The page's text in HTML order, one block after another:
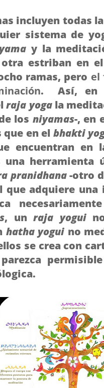
incluyen todas
sistema de
y la
estriban en
ramas, pero el
. Así,
raja yogala
los niyamas-, en
en el bhakti
encuentran
una herramienta
pranidhana-otro
que adquiere
, unraja yogui
hatha yogui no
se crea con